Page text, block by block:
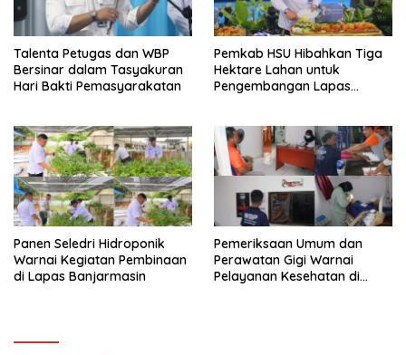
Talenta Petugas dan WBP
Bersinar dalam Tasyakuran
Hari Bakti Pemasyarakatan
Pemkab HSU Hibahkan Tiga
Hektare Lahan untuk
Pengembangan Lapas
Panen Seledri Hidroponik
Warnai Kegiatan Pembinaan
di Lapas Banjarmasin
Pemeriksaan Umum dan
Perawatan Gigi Warnai
Pelayanan Kesehatan di